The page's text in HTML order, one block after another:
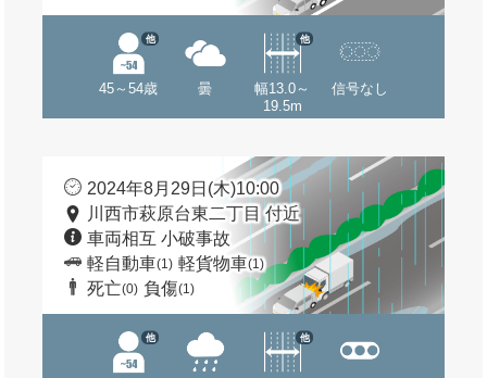
45～54歳
他
曇
幅13.0～
19.5m
他
信号なし
2024年8月29日(木)10:00
川西市萩原台東二丁目 付近
車両相互 小破事故
軽自動車(1) 軽貨物車(1)
死亡(0) 負傷(1)
他 他